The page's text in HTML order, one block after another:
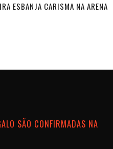
ESBANJA CARISMA NA ARENA
SÃO CONFIRMADAS NA